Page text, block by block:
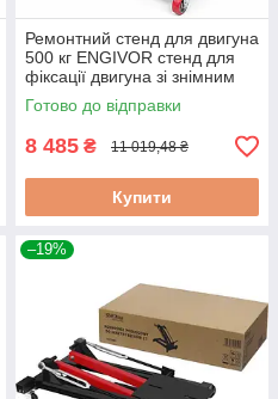
Ремонтний стенд для двигуна
500 кг ENGIVOR стенд для
фіксації двигуна зі знімним
піддоном
Готово до відправки
8 485 ₴ 11 019,48 ₴
Купити
–19%